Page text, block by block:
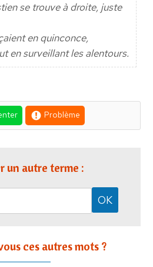
se trouve à droite, juste
en quinconce,
en surveillant les alentours.
Problème
un autre terme :
ces autres mots ?